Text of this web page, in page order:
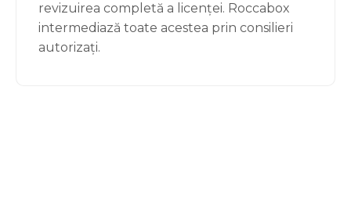
revizuirea completă a licenței. Roccabox
intermediază toate acestea prin consilieri
autorizați.